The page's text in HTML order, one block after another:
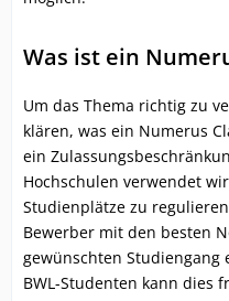
Was ist ein
Um das Thema richtig zu
klären, was ein Numerus
ein
Hochschulen verwendet
Studienplätze zu
Bewerber mit den besten
gewünschten Studiengang
BWL-Studenten kann dies